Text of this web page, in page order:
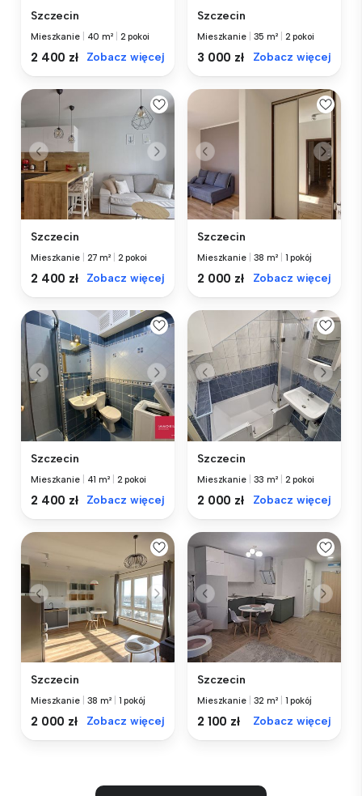
Szczecin
Mieszkanie 40 m² 2 pokoi
2 400 zł Zobacz więcej
Szczecin
Mieszkanie 35 m² 2 pokoi
3 000 zł Zobacz więcej
Szczecin
Mieszkanie 27 m² 2 pokoi
2 400 zł Zobacz więcej
Szczecin
Mieszkanie 38 m² 1 pokój
2 000 zł Zobacz więcej
Szczecin
Mieszkanie 41 m² 2 pokoi
2 400 zł Zobacz więcej
Szczecin
Mieszkanie 33 m² 2 pokoi
2 000 zł Zobacz więcej
Szczecin
Mieszkanie 38 m² 1 pokój
2 000 zł Zobacz więcej
Szczecin
Mieszkanie 32 m² 1 pokój
2 100 zł Zobacz więcej